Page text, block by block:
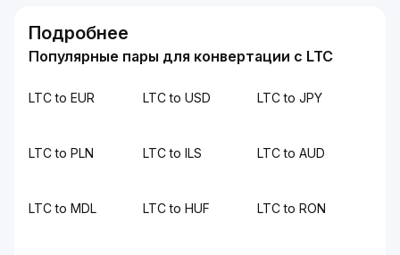
Подробнее
Популярные пары для конвертации с LTC
LTC to EUR LTC to USD LTC to JPY
LTC to PLN LTC to ILS LTC to AUD
LTC to MDL LTC to HUF LTC to RON